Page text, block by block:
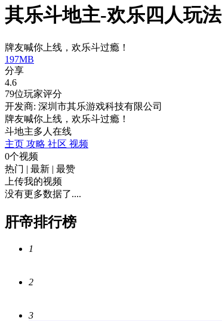
其乐斗地主-欢乐四人玩法
牌友喊你上线，欢乐斗过瘾！
197MB
分享
4.6
79位玩家评分
开发商: 深圳市其乐游戏科技有限公司
牌友喊你上线，欢乐斗过瘾！
斗地主多人在线
主页 攻略 社区 视频
0个视频
热门 | 最新 | 最赞
上传我的视频
没有更多数据了....
肝帝排行榜
1
2
3